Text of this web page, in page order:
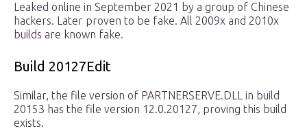
Leaked online in September 2021 by a group of Chinese
hackers. Later proven to be fake. All 2009x and 2010x
builds are known fake.
Build 20127Edit
Similar, the file version of PARTNERSERVE.DLL in build
20153 has the file version 12.0.20127, proving this build
exists.